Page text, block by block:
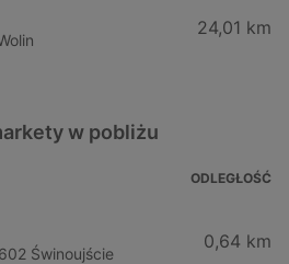
24,01 km
w pobliżu
ODLEGŁOŚĆ
Świnoujście
0,64 km